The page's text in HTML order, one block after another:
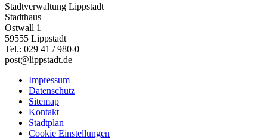
Stadtverwaltung Lippstadt
Stadthaus
Ostwall 1
59555 Lippstadt
Tel.: 029 41 / 980-0
post@lippstadt.de
Impressum
Datenschutz
Sitemap
Kontakt
Stadtplan
Cookie Einstellungen